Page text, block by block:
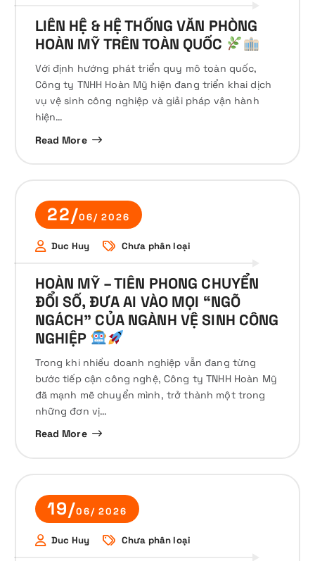
LIÊN HỆ & HỆ THỐNG VĂN PHÒNG
HOÀN MỸ TRÊN TOÀN QUỐC
Với định hướng phát triển quy mô toàn quốc,
Công ty TNHH Hoàn Mỹ hiện đang triển khai dịch
vụ vệ sinh công nghiệp và giải pháp vận hành
hiện…
Read More
22/06/ 2026
Duc Huy Chưa phân loại
HOÀN MỸ – TIÊN PHONG CHUYỂN
ĐỔI SỐ, ĐƯA AI VÀO MỌI “NGÕ
NGÁCH” CỦA NGÀNH VỆ SINH CÔNG
NGHIỆP
Trong khi nhiều doanh nghiệp vẫn đang từng
bước tiếp cận công nghệ, Công ty TNHH Hoàn Mỹ
đã mạnh mẽ chuyển mình, trở thành một trong
những đơn vị…
Read More
19/06/ 2026
Duc Huy Chưa phân loại